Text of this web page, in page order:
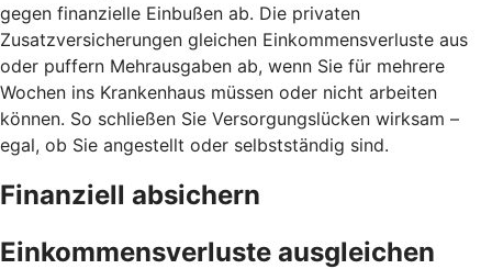
gegen finanzielle Einbußen ab. Die privaten
Zusatzversicherungen gleichen Einkommensverluste aus
oder puffern Mehrausgaben ab, wenn Sie für mehrere
Wochen ins Krankenhaus müssen oder nicht arbeiten
können. So schließen Sie Versorgungslücken wirksam –
egal, ob Sie angestellt oder selbstständig sind.
Finanziell absichern
Einkommensverluste ausgleichen